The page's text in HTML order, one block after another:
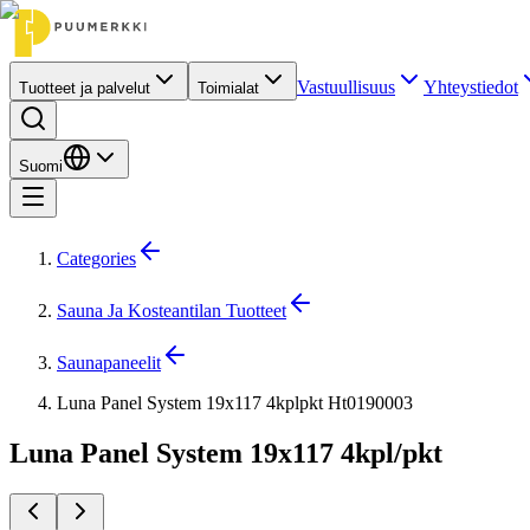
Tuotteet ja palvelut Toimialat Vastuullisuus Yhteystiedot
Suomi
Categories
Sauna Ja Kosteantilan Tuotteet
Saunapaneelit
Luna Panel System 19x117 4kplpkt Ht0190003
Luna Panel System 19x117 4kpl/pkt